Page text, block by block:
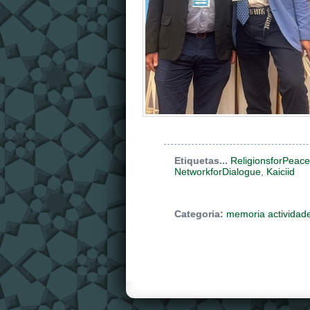
Etiquetas... ReligionsforPeace
NetworkforDialogue Kaiciid
Categoria: memoria